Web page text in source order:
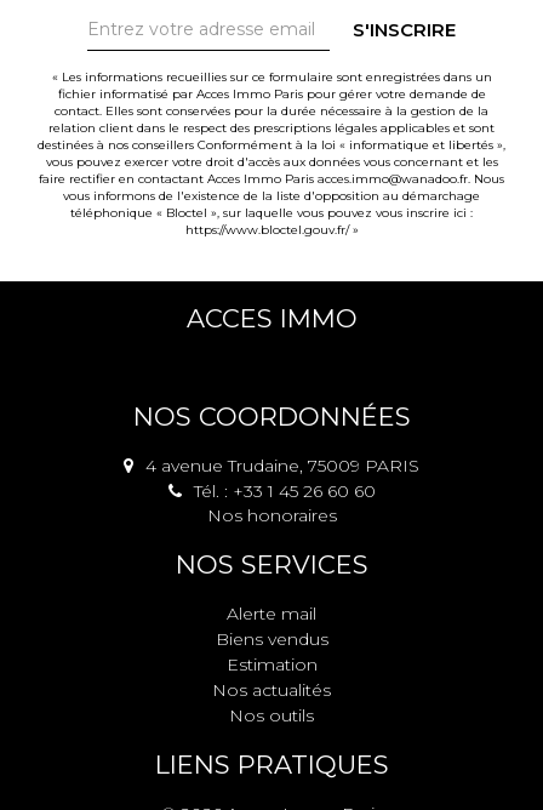
S'INSCRIRE
« Les informations recueillies sur ce formulaire sont enregistrées dans un
fichier informatisé par Acces Immo Paris pour gérer votre demande de
contact. Elles sont conservées pour la durée nécessaire à la gestion de la
relation client dans le respect des prescriptions légales applicables et sont
destinées à nos conseillers Conformément à la loi « informatique et libertés »,
vous pouvez exercer votre droit d'accès aux données vous concernant et les
faire rectifier en contactant Acces Immo Paris acces.immo@wanadoo.fr. Nous
vous informons de l'existence de la liste d'opposition au démarchage
téléphonique « Bloctel », sur laquelle vous pouvez vous inscrire ici :
https://www.bloctel.gouv.fr/»
ACCES IMMO
NOS COORDONNÉES
4 avenue Trudaine, 75009 PARIS
Tél. : +33 1 45 26 60 60
Nos honoraires
NOS SERVICES
Alerte mail
Biens vendus
Estimation
Nos actualités
Nos outils
LIENS PRATIQUES